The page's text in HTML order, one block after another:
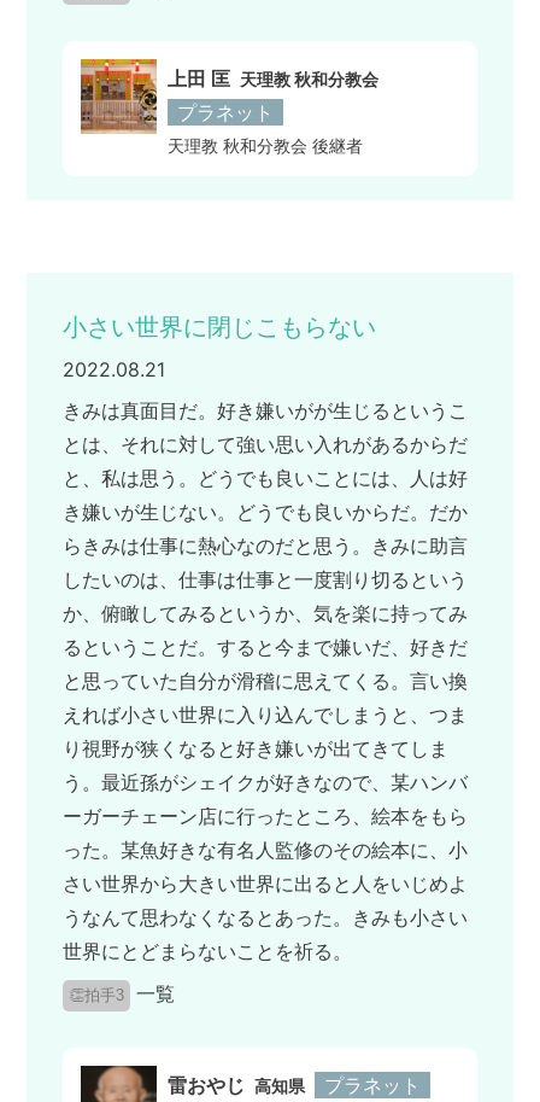
上田 匡 天理教 秋和分教会
プラネット
天理教 秋和分教会 後継者
小さい世界に閉じこもらない
2022.08.21
きみは真面目だ。好き嫌いがが生じるというこ
とは、それに対して強い思い入れがあるからだ
と、私は思う。どうでも良いことには、人は好
き嫌いが生じない。どうでも良いからだ。だか
らきみは仕事に熱心なのだと思う。きみに助言
したいのは、仕事は仕事と一度割り切るという
か、俯瞰してみるというか、気を楽に持ってみ
るということだ。すると今まで嫌いだ、好きだ
と思っていた自分が滑稽に思えてくる。言い換
えれば小さい世界に入り込んでしまうと、つま
り視野が狭くなると好き嫌いが出てきてしま
う。最近孫がシェイクが好きなので、某ハンバ
ーガーチェーン店に行ったところ、絵本をもら
った。某魚好きな有名人監修のその絵本に、小
さい世界から大きい世界に出ると人をいじめよ
うなんて思わなくなるとあった。きみも小さい
世界にとどまらないことを祈る。
👏拍手3 一覧
雷おやじ 高知県 プラネット